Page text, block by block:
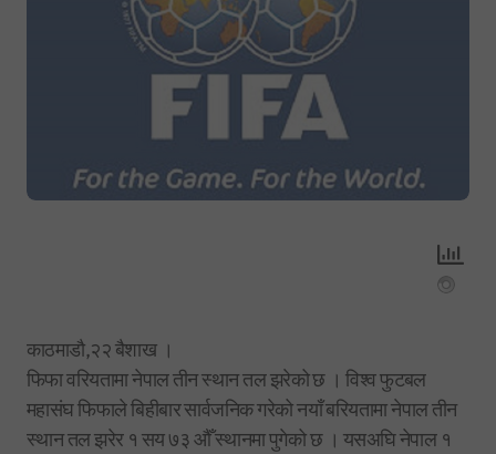
काठमाडौ,२२ बैशाख ।
फिफा वरियतामा नेपाल तीन स्थान तल झरेको छ । विश्व फुटबल
महासंघ फिफाले बिहीबार सार्वजनिक गरेको नयाँ बरियतामा नेपाल तीन
स्थान तल झरेर १ सय ७३ औँ स्थानमा पुगेको छ । यसअघि नेपाल १